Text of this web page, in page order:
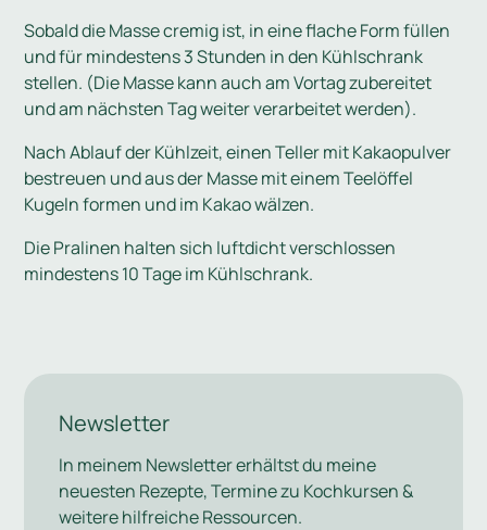
Sobald die Masse cremig ist, in eine flache Form füllen
und für mindestens 3 Stunden in den Kühlschrank
stellen. (Die Masse kann auch am Vortag zubereitet
und am nächsten Tag weiter verarbeitet werden).
Nach Ablauf der Kühlzeit, einen Teller mit Kakaopulver
bestreuen und aus der Masse mit einem Teelöffel
Kugeln formen und im Kakao wälzen.
Die Pralinen halten sich luftdicht verschlossen
mindestens 10 Tage im Kühlschrank.
Newsletter
In meinem Newsletter erhältst du meine
neuesten Rezepte, Termine zu Kochkursen &
weitere hilfreiche Ressourcen.